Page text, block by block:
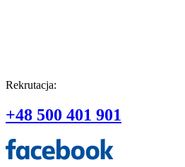
Rekrutacja:
+48 500 401 901